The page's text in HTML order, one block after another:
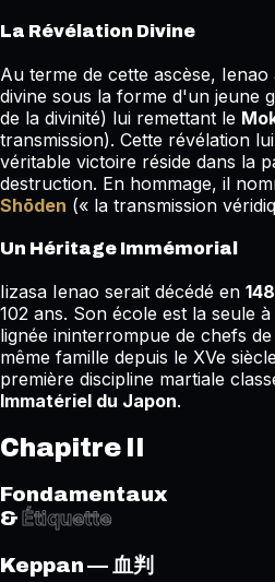
La Révélation Divine
Au terme de cette ascèse,
divine sous la forme d'un jeune
de la divinité) lui remettant le
transmission). Cette révélation
véritable victoire réside dans la
destruction. En hommage, il
Shōden (« la transmission
Un Héritage Immémorial
Iizasa Ienao serait décédé en
102 ans. Son école est la seule
lignée ininterrompue de chefs
même famille depuis le XVe
première discipline martiale
Immatériel du Japon.
Chapitre II
Fondamentaux
& Étiquette
Keppan — 血判